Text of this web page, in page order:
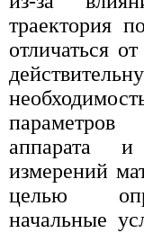
траектория
отличаться
параметров
аппарата и
измерений
целью
начальные